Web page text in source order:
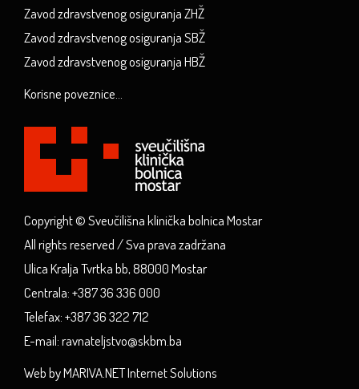
Zavod zdravstvenog osiguranja ZHŽ
Zavod zdravstvenog osiguranja SBŽ
Zavod zdravstvenog osiguranja HBŽ
Korisne poveznice...
Copyright © Sveučilišna klinička bolnica Mostar
All rights reserved / Sva prava zadržana
Ulica Kralja Tvrtka bb, 88000 Mostar
Centrala: +387 36 336 000
Telefax: +387 36 322 712
E-mail: ravnateljstvo@skbm.ba
Web by MARIVA.NET Internet Solutions